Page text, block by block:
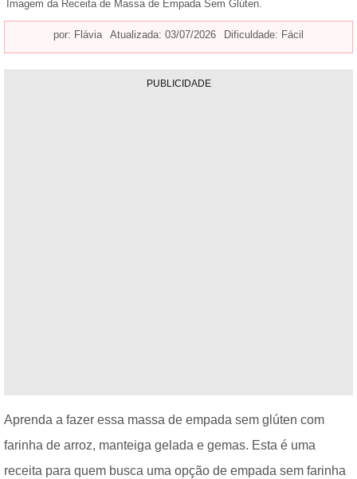
Imagem da Receita de Massa de Empada Sem Glúten.
por: Flávia Atualizada: 03/07/2026 Dificuldade: Fácil
PUBLICIDADE
Aprenda a fazer essa massa de empada sem glúten com
farinha de arroz, manteiga gelada e gemas. Esta é uma
receita para quem busca uma opção de empada sem farinha